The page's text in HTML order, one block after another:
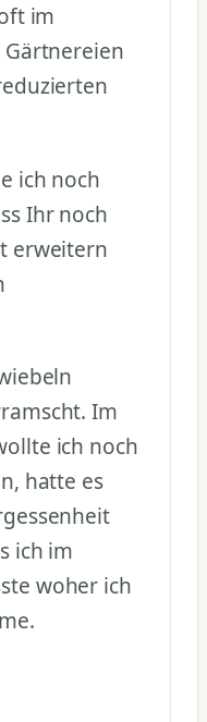
im
Gärtnereien
ich noch
Ihr noch
erweitern
Im
ich noch
hatte es
ich im
woher ich